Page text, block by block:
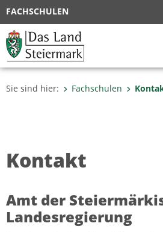
FACHSCHULEN
Sie sind hier: Fachschulen
Kontakt
Amt der
Landesregierung